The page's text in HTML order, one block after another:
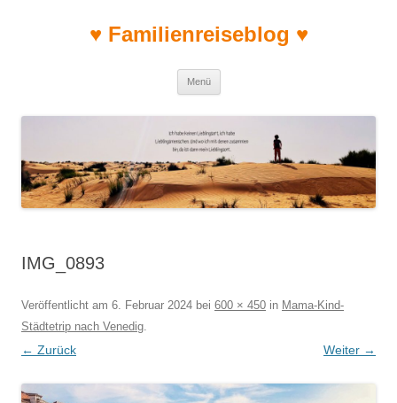
♥ Familienreiseblog ♥
Menü
IMG_0893
Veröffentlicht am 6. Februar 2024 bei 600 × 450 in Mama-Kind-
Städtetrip nach Venedig.
← Zurück Weiter →